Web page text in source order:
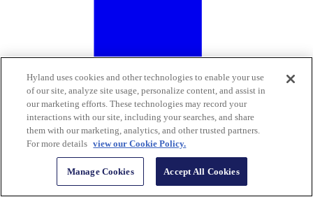
Hyland uses cookies and other technologies to enable your use
of our site, analyze site usage, personalize content, and assist in
our marketing efforts. These technologies may record your
interactions with our site, including your searches, and share
them with our marketing, analytics, and other trusted partners.
For more details view our Cookie Policy.
Manage Cookies Accept All Cookies